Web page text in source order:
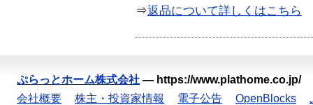
⇒返品について詳しくはこちら
ぷらっとホーム株式会社 — https://www.plathome.co.jp/
会社概要
株主・投資家情報 電子公告 OpenBlocks